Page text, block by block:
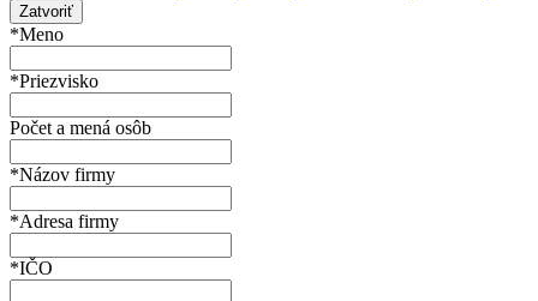
Zatvoriť
*Meno
*Priezvisko
Počet a mená osôb
*Názov firmy
*Adresa firmy
*IČO